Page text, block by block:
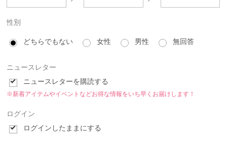
性別
どちらでもない 女性 男性 無回答
ニュースレター
ニュースレターを購読する
※新着アイテムやイベントなどお得な情報をいち早くお届けします！
ログイン
ログインしたままにする